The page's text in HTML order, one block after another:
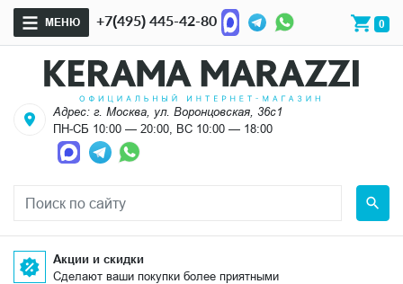
МЕНЮ +7(495) 445-42-80 0
Адрес: г. Москва, ул. Воронцовская, 36с1
ПН-СБ 10:00 — 20:00, ВС 10:00 — 18:00
Акции и скидки
Сделают ваши покупки более приятными